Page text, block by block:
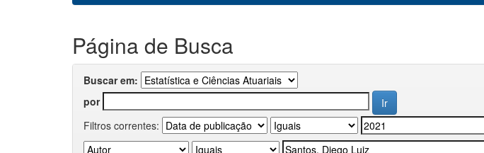
Página de Busca
Buscar em:
por
Filtros correntes: